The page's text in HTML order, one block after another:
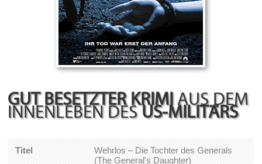
GUT BESETZTER KRIMI AUS DEM
INNENLEBEN DES US-MILITÄRS
Titel
Wehrlos – Die Tochter des Generals
(The General's Daughter)